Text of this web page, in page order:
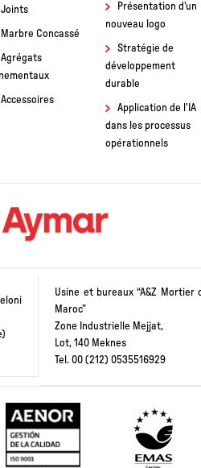
Joints
Marbre Concassé
Agrégats
Accessoires
Présentation d'un
nouveau logo
Stratégie de
développement
durable
Application de l'IA
dans les processus
opérationnels
Usine et bureaux “A&Z Mortier
Maroc”
Zone Industrielle Mejjat,
Lot, 140 Meknes
Tel.00 (212) 0535516929